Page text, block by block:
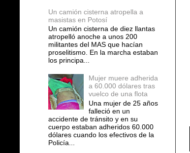
Un camión cisterna atropella a
masistas en Potosí
Un camión cisterna de diez llantas
atropelló anoche a unos 200
militantes del MAS que hacían
proselitismo. En la marcha estaban
los principa...
Mujer muere adherida
a 60.000 dólares tras
vuelco de una flota
Una mujer de 25 años
falleció en un
accidente de tránsito y en su
cuerpo estaban adheridos 60.000
dólares cuando los efectivos de la
Policía...